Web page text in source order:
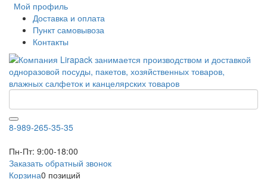
Мой профиль
Доставка и оплата
Пункт самовывоза
Контакты
8-989-265-35-35
Пн-Пт: 9:00-18:00
Заказать обратный звонок
Корзина0 позиций